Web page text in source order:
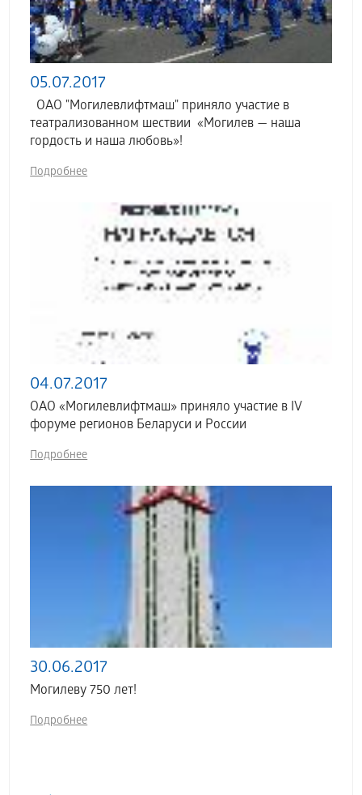
05.07.2017
ОАО "Могилевлифтмаш" приняло участие в
театрализованном шествии «Могилев — наша
гордость и наша любовь»!
Подробнее
04.07.2017
ОАО «Могилевлифтмаш» приняло участие в IV
форуме регионов Беларуси и России
Подробнее
30.06.2017
Могилеву 750 лет!
Подробнее